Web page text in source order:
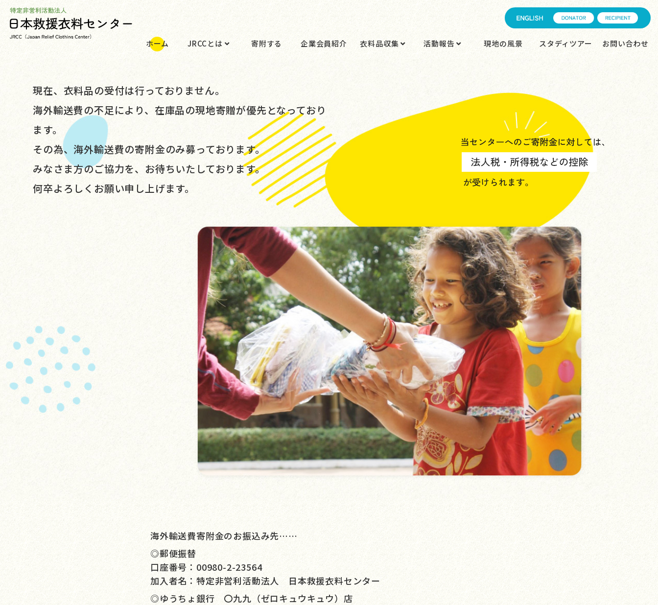
ホーム JRCCとは 寄附する 企業会員紹介 衣料品収集 活動報告 現地の風景 スタディツアー お問い合わせ
現在、衣料品の受付は行っておりません。
海外輸送費の不足により、在庫品の現地寄贈が優先となっており
ます。
その為、海外輸送費の寄附金のみ募っております。
みなさま方のご協力を、お待ちいたしております。
何卒よろしくお願い申し上げます。
海外輸送費寄附金のお振込み先……
◎郵便振替
口座番号：00980-2-23564
加入者名：特定非営利活動法人 日本救援衣料センター
◎ゆうちょ銀行 〇九九（ゼロキュウキュウ）店